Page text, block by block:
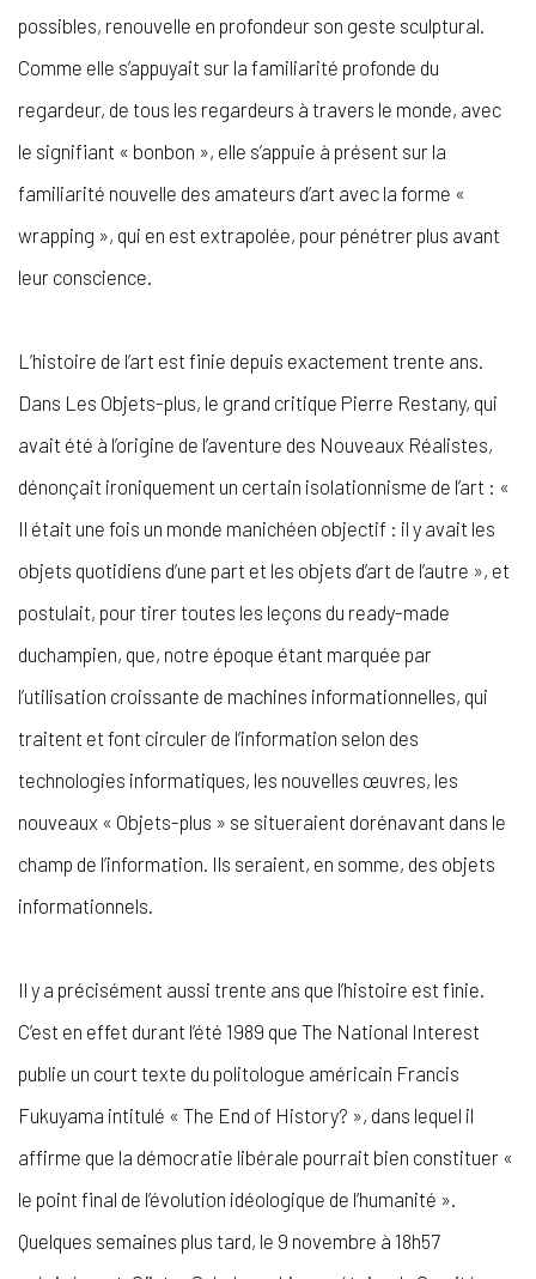
possibles, renouvelle en profondeur son geste sculptural.
Comme elle s’appuyait sur la familiarité profonde du
regardeur, de tous les regardeurs à travers le monde, avec
le signifiant « bonbon », elle s’appuie à présent sur la
familiarité nouvelle des amateurs d’art avec la forme «
wrapping », qui en est extrapolée, pour pénétrer plus avant
leur conscience.
L’histoire de l’art est finie depuis exactement trente ans.
Dans Les Objets-plus, le grand critique Pierre Restany, qui
avait été à l’origine de l’aventure des Nouveaux Réalistes,
dénonçait ironiquement un certain isolationnisme de l’art : «
Il était une fois un monde manichéen objectif : il y avait les
objets quotidiens d’une part et les objets d’art de l’autre », et
postulait, pour tirer toutes les leçons du ready-made
duchampien, que, notre époque étant marquée par
l’utilisation croissante de machines informationnelles, qui
traitent et font circuler de l’information selon des
technologies informatiques, les nouvelles œuvres, les
nouveaux « Objets-plus » se situeraient dorénavant dans le
champ de l’information. Ils seraient, en somme, des objets
informationnels.
Il y a précisément aussi trente ans que l’histoire est finie.
C’est en effet durant l’été 1989 que The National Interest
publie un court texte du politologue américain Francis
Fukuyama intitulé « The End of History? », dans lequel il
affirme que la démocratie libérale pourrait bien constituer «
le point final de l’évolution idéologique de l’humanité ».
Quelques semaines plus tard, le 9 novembre à 18h57